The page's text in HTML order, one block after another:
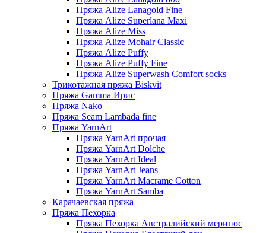
Пряжа Alize Lanagold Fine
Пряжа Alize Superlana Maxi
Пряжа Alize Miss
Пряжа Alize Mohair Classic
Пряжа Alize Puffy
Пряжа Alize Puffy Fine
Пряжа Alize Superwash Comfort socks
Трикотажная пряжа Biskvit
Пряжа Gamma Ирис
Пряжа Nako
Пряжа Seam Lambada fine
Пряжа YarnArt
Пряжа YarnArt прочая
Пряжа YarnArt Dolche
Пряжа YarnArt Ideal
Пряжа YarnArt Jeans
Пряжа YarnArt Macrame Cotton
Пряжа YarnArt Samba
Карачаевская пряжа
Пряжа Пехорка
Пряжа Пехорка Австралийский меринос